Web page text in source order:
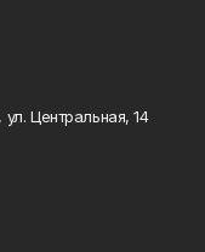
Центральная, 14